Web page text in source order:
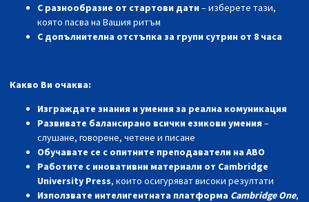
С разнообразие от стартови дати – изберете тази,
която пасва на Вашия ритъм
С допълнителна отстъпка за групи сутрин от 8 часа
Какво Ви очаква:
Изграждате знания и умения за реална комуникация
Развивате балансирано всички езикови умения –
слушане, говорене, четене и писане
Обучавате се с опитните преподаватели на АВО
Работите с иновативни материали от Cambridge
University Press, които осигуряват високи резултати
Използвате интелигентната платформа Cambridge One,